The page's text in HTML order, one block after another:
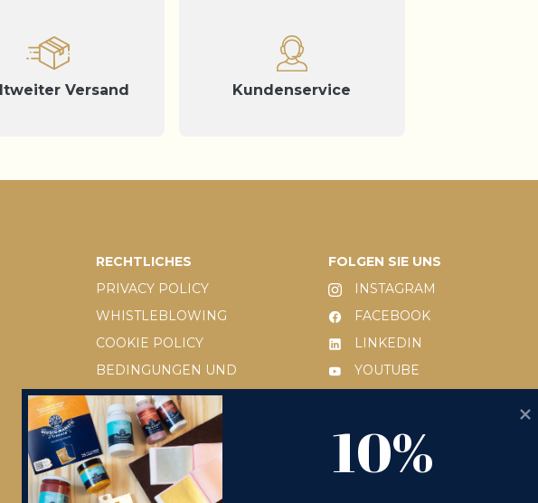
Versand Kundenservice
RECHTLICHES
PRIVACY POLICY
WHISTLEBLOWING
COOKIE POLICY
BEDINGUNGEN UND
KONDITIONEN
D.LGS 231/2001
RÜCKSENDEANFRAGE
FOLGEN SIE UNS
INSTAGRAM
FACEBOOK
LINKEDIN
YOUTUBE
10% OFF
10%